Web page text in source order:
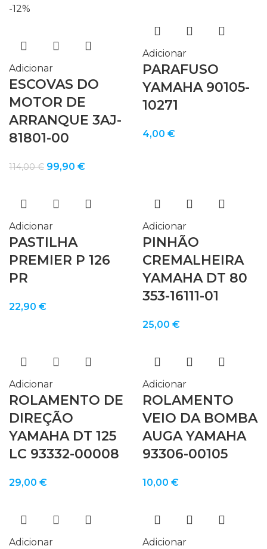
-12%
Adicionar
ESCOVAS DO
MOTOR DE
ARRANQUE 3AJ-
81801-00
114,00€ O
era:
114,00 €.
99,90 €O
é:
Adicionar
PARAFUSO
YAMAHA 90105-
10271
4,00 €
Adicionar
PASTILHA
PREMIER P 126
PR
22,90 €
Adicionar
PINHÃO
CREMALHEIRA
YAMAHA DT 80
353-16111-01
25,00 €
Adicionar
ROLAMENTO DE
DIREÇÃO
YAMAHA DT 125
LC 93332-00008
29,00 €
Adicionar
ROLAMENTO
VEIO DA BOMBA
AUGA YAMAHA
93306-00105
10,00 €
Adicionar Adicionar